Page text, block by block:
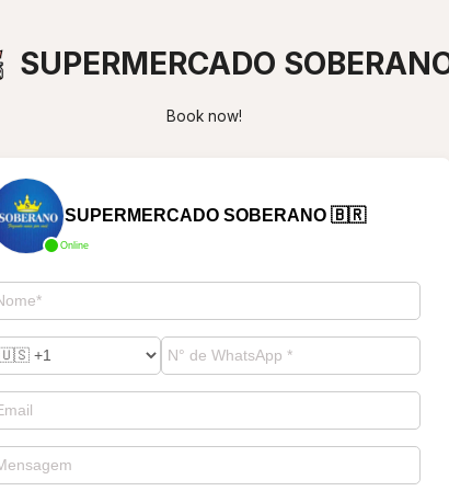
SUPERMERCADO
Book now!
Online
SUPERMERCADO SOBERANO 🇧🇷